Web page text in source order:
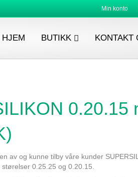
Min konto
HJEM BUTIKK KONTAKT
0.20.15
av og kunne tilby våre kunder
0.25.25 og 0.20.15.